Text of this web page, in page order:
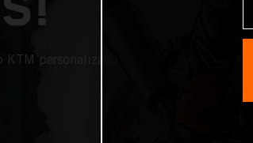
KTM personalizado.